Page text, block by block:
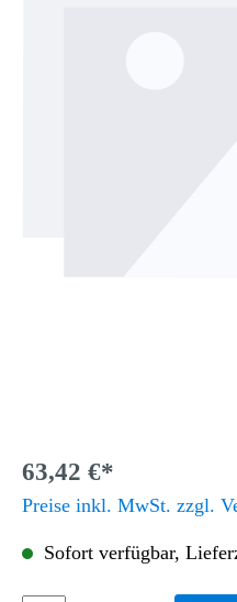
63,42 €*
Preise inkl. MwSt. zzgl.
Sofort verfügbar,